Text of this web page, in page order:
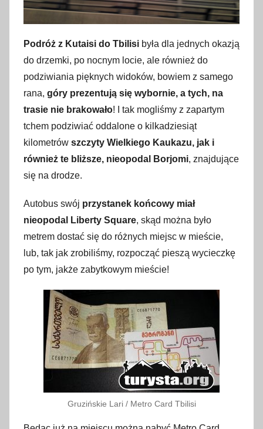
Podróż z Kutaisi do Tbilisi była dla jednych okazją
do drzemki, po nocnym locie, ale również do
podziwiania pięknych widoków, bowiem z samego
rana, góry prezentują się wybornie, a tych, na
trasie nie brakowało! I tak mogliśmy z zapartym
tchem podziwiać oddalone o kilkadziesiąt
kilometrów szczyty Wielkiego Kaukazu, jak i
również te bliższe, nieopodal Borjomi, znajdujące
się na drodze.
Autobus swój przystanek końcowy miał
nieopodal Liberty Square, skąd można było
metrem dostać się do różnych miejsc w mieście,
lub, tak jak zrobiliśmy, rozpocząć pieszą wycieczkę
po tym, jakże zabytkowym mieście!
Gruzińskie Lari / Metro Card Tbilisi